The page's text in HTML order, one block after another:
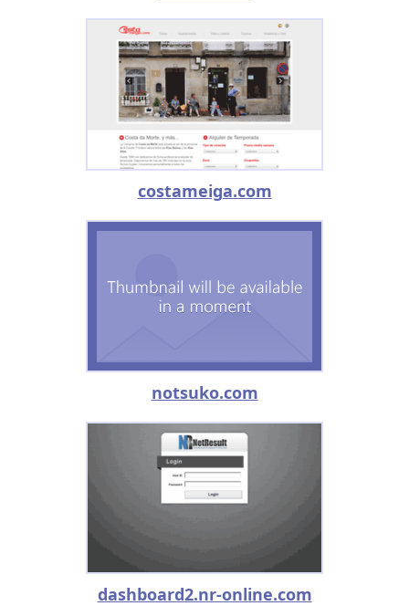
costameiga.com
notsuko.com
dashboard2.nr-online.com